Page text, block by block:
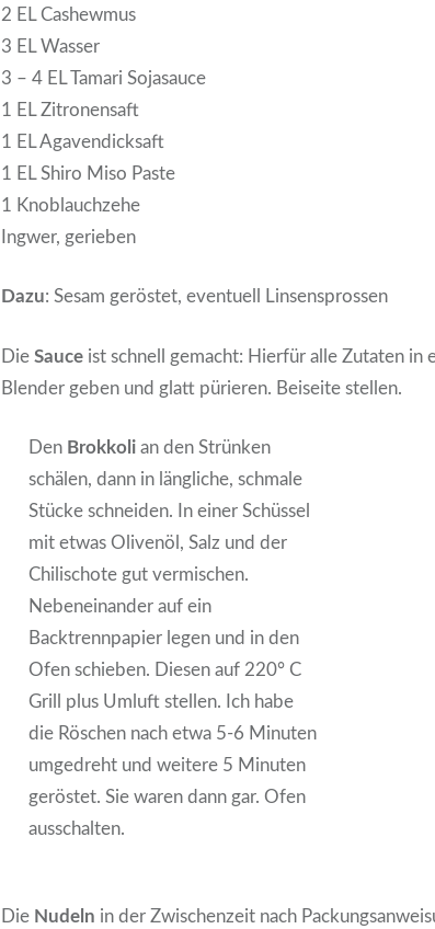
2 EL Cashewmus
3 EL Wasser
3 – 4 EL Tamari Sojasauce
1 EL Zitronensaft
1 EL Agavendicksaft
1 EL Shiro Miso Paste
1 Knoblauchzehe
Ingwer, gerieben
Dazu: Sesam geröstet, eventuell Linsensprossen
DieSauce ist schnell gemacht: Hierfür alle Zutaten in
Blender geben und glatt pürieren. Beiseite stellen.
Den Brokkoli an den Strünken
schälen, dann in längliche, schmale
Stücke schneiden. In einer Schüssel
mit etwas Olivenöl, Salz und der
Chilischote gut vermischen.
Nebeneinander auf ein
Backtrennpapier legen und in den
Ofen schieben. Diesen auf 220° C
Grill plus Umluft stellen. Ich habe
die Röschen nach etwa 5-6 Minuten
umgedreht und weitere 5 Minuten
geröstet. Sie waren dann gar. Ofen
ausschalten.
Die Nudeln in der Zwischenzeit nach